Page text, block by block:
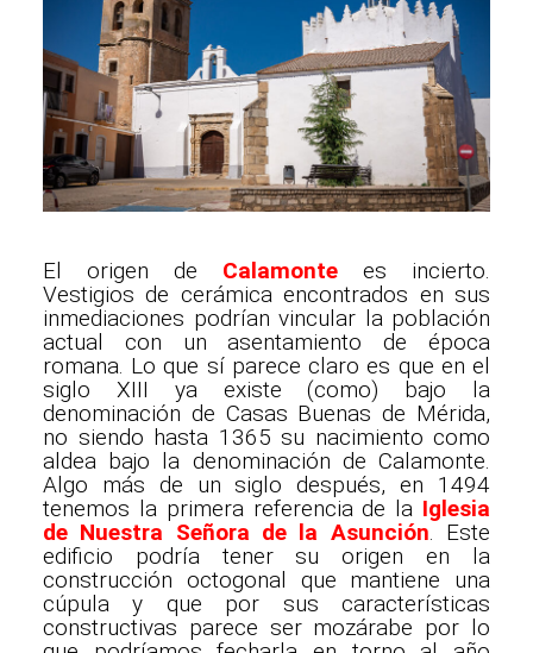
El origen de Calamonte es incierto.
Vestigios de cerámica encontrados en sus
inmediaciones podrían vincular la población
actual con un asentamiento de época
romana. Lo que sí parece claro es que en el
siglo XIII ya existe (como) bajo la
denominación de Casas Buenas de Mérida,
no siendo hasta 1365 su nacimiento como
aldea bajo la denominación de Calamonte.
Algo más de un siglo después, en 1494
tenemos la primera referencia de la Iglesia
de Nuestra Señora de la Asunción. Este
edificio podría tener su origen en la
construcción octogonal que mantiene una
cúpula y que por sus características
constructivas parece ser mozárabe por lo